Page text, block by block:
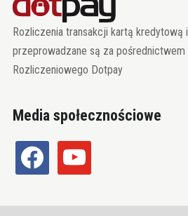
Rozliczenia transakcji kartą kredytową
przeprowadzane są za pośrednictwem
Rozliczeniowego Dotpay
Media społecznościowe
facebook youtube